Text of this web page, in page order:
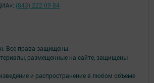
Все права защищены.
размещенные на сайте, защищены
и распространение в любом объеме
(843) 222 09 84